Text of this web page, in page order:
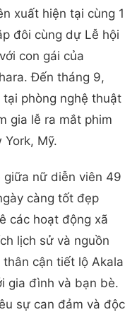
xuất hiện tại cùng 1
đôi cùng dự Lễ hội
con gái của
Đến tháng 9,
phòng nghệ thuật
gia lễ ra mắt phim
Mỹ.
nữ diễn viên 49
càng tốt đẹp
các hoạt động xã
lịch sử và nguồn
cận tiết lộ Akala
gia đình và bạn bè.
sự can đảm và độc